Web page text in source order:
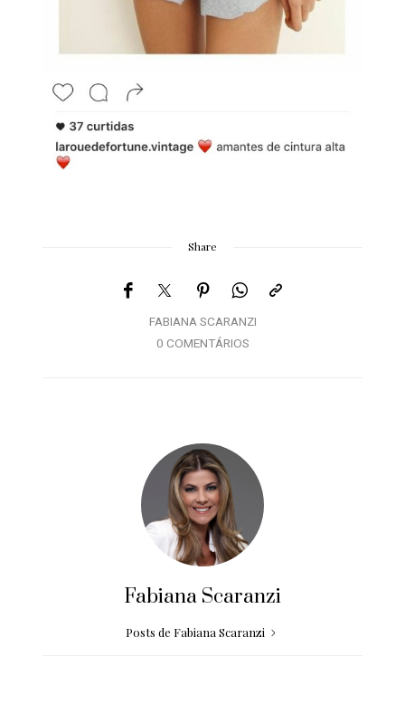
Share
FABIANA SCARANZI
0 COMENTÁRIOS
Fabiana Scaranzi
Posts de Fabiana Scaranzi